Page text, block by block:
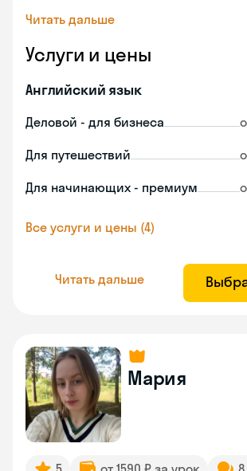
Читать дальше
Услуги и цены
Английский язык
Деловой - для бизнеса
Для путешествий
Для начинающих - премиум
Все услуги и цены (4)
Читать дальше
Мария